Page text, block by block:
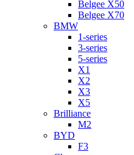
Belgee X50
Belgee X70
BMW
1-series
3-series
5-series
X1
X2
X3
X5
Brilliance
M2
BYD
F3